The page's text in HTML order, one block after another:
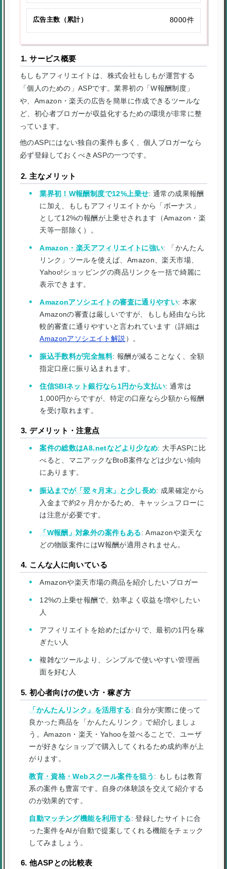
広告主数（累計） 8000件
1. サービス概要
もしもアフィリエイトは、株式会社もしもが運営する
「個人のための」ASPです。業界初の「W報酬制度」
や、Amazon・楽天の広告を簡単に作成できるツールな
ど、初心者ブロガーが収益化するための環境が非常に整
っています。
他のASPにはない独自の案件も多く、個人ブロガーなら
必ず登録しておくべきASPの一つです。
2. 主なメリット
業界初！W報酬制度で12%上乗せ: 通常の成果報酬
に加え、もしもアフィリエイトから「ボーナス」
として12%の報酬が上乗せされます（Amazon・楽
天等一部除く）。
Amazon・楽天アフィリエイトに強い: 「かんたん
リンク」ツールを使えば、Amazon、楽天市場、
Yahoo!ショッピングの商品リンクを一括で綺麗に
表示できます。
Amazonアソシエイトの審査に通りやすい: 本家
Amazonの審査は厳しいですが、もしも経由なら比
較的審査に通りやすいと言われています（詳細は
Amazonアソシエイト解説 ）。
振込手数料が完全無料: 報酬が減ることなく、全額
指定口座に振り込まれます。
住信SBIネット銀行なら1円から支払い: 通常は
1,000円からですが、特定の口座なら少額から報酬
を受け取れます。
3. デメリット・注意点
案件の総数はA8.netなどより少なめ: 大手ASPに比
べると、マニアックなBtoB案件などは少ない傾向
にあります。
振込までが「翌々月末」と少し長め: 成果確定から
入金まで約2ヶ月かかるため、キャッシュフローに
は注意が必要です。
「W報酬」対象外の案件もある: Amazonや楽天な
どの物販案件にはW報酬が適用されません。
4. こんな人に向いている
Amazonや楽天市場の商品を紹介したいブロガー
12%の上乗せ報酬で、効率よく収益を増やしたい
人
アフィリエイトを始めたばかりで、最初の1円を稼
ぎたい人
複雑なツールより、シンプルで使いやすい管理画
面を好む人
5. 初心者向けの使い方・稼ぎ方
「かんたんリンク」を活用する: 自分が実際に使って
良かった商品を「かんたんリンク」で紹介しましょ
う。Amazon・楽天・Yahooを並べることで、ユーザ
ーが好きなショップで購入してくれるため成約率が上
がります。
教育・資格・Webスクール案件を狙う: もしもは教育
系の案件も豊富です。自身の体験談を交えて紹介する
のが効果的です。
自動マッチング機能を利用する: 登録したサイトに合
った案件をAIが自動で提案してくれる機能をチェック
してみましょう。
6. 他ASPとの比較表